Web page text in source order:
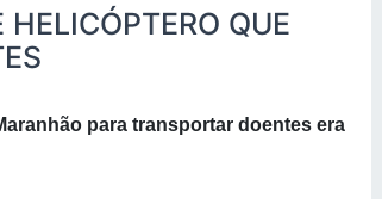
QUE
para transportar doentes era